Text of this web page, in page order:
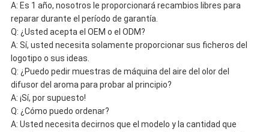
A: Es 1 año, nosotros le proporcionará recambios libres para
reparar durante el período de garantía.
Q: ¿Usted acepta el OEM o el ODM?
A: Sí, usted necesita solamente proporcionar sus ficheros del
logotipo o sus ideas.
Q: ¿Puedo pedir muestras de máquina del aire del olor del
difusor del aroma para probar al principio?
A: ¡Sí, por supuesto!
Q: ¿Cómo puedo ordenar?
A: Usted necesita decirnos que el modelo y la cantidad que